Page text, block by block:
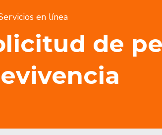
en línea
de